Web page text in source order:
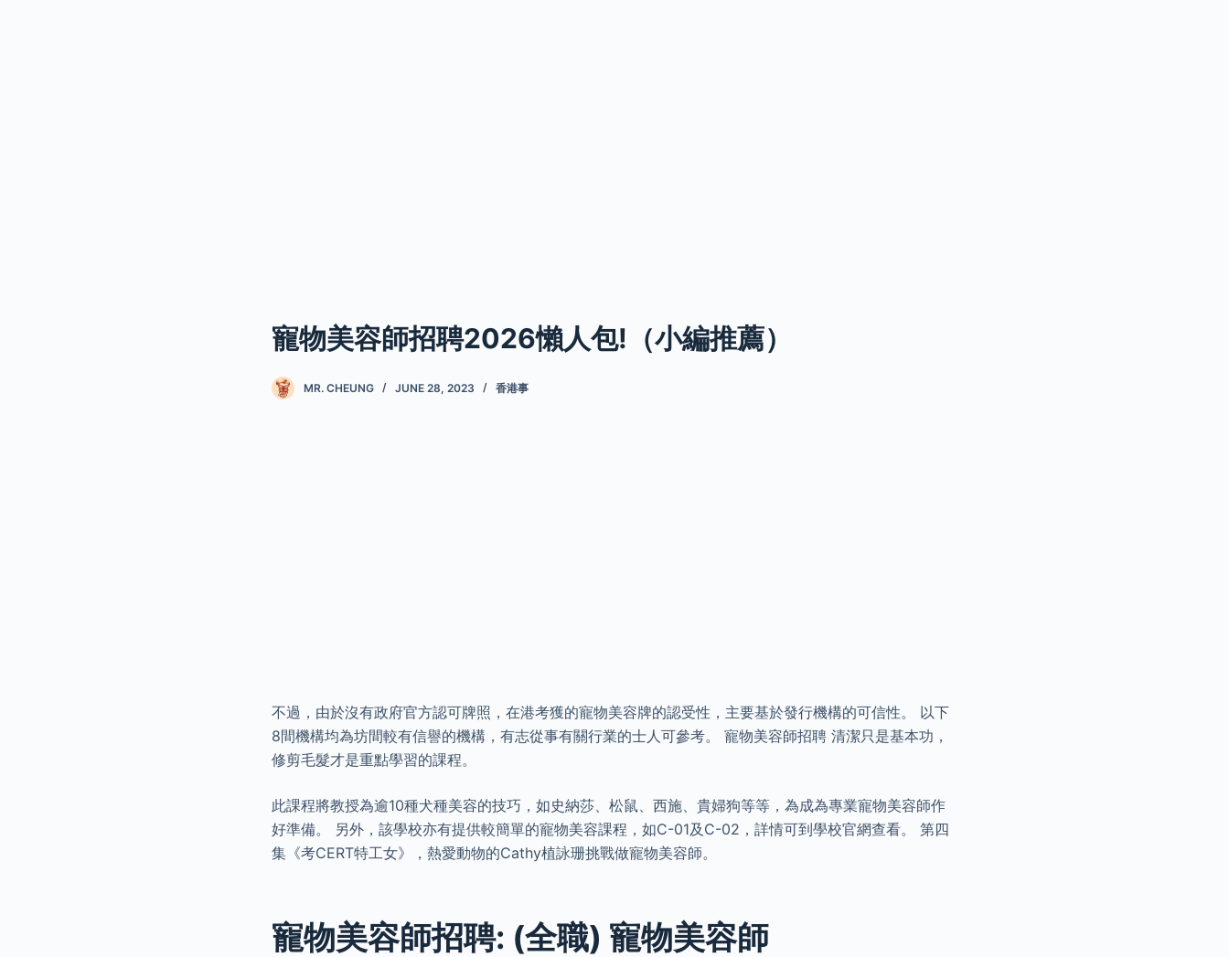
寵物美容師招聘2026懶人包!（小編推薦）
MR. CHEUNG JUNE 28, 2023 香港事
不過，由於沒有政府官方認可牌照，在港考獲的寵物美容牌的認受性，主要基於發行機構的可信性。 以下
8間機構均為坊間較有信譽的機構，有志從事有關行業的士人可參考。 寵物美容師招聘 清潔只是基本功，
修剪毛髮才是重點學習的課程。
此課程將教授為逾10種犬種美容的技巧，如史納莎、松鼠、西施、貴婦狗等等，為成為專業寵物美容師作
好準備。 另外，該學校亦有提供較簡單的寵物美容課程，如C-01及C-02，詳情可到學校官網查看。 第四
集《考CERT特工女》，熱愛動物的Cathy植詠珊挑戰做寵物美容師。
寵物美容師招聘: (全職) 寵物美容師